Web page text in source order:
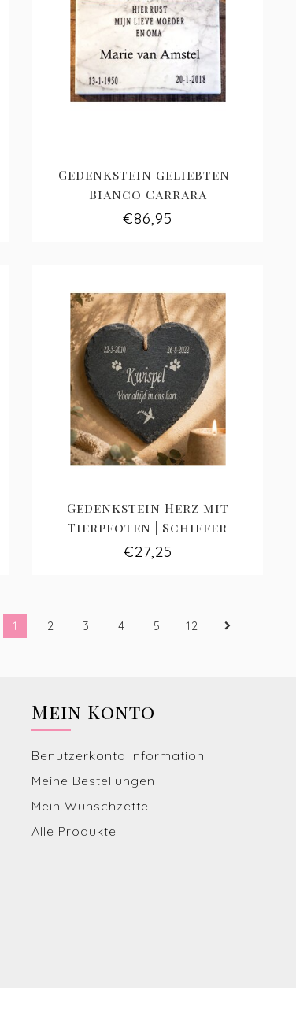
Gedenkstein geliebten |
Bianco Carrara
€86,95
Gedenkstein Herz mit
Tierpfoten | Schiefer
€27,25
1 2 3 4 5 12
Mein Konto
Benutzerkonto Information
Meine Bestellungen
Mein Wunschzettel
Alle Produkte